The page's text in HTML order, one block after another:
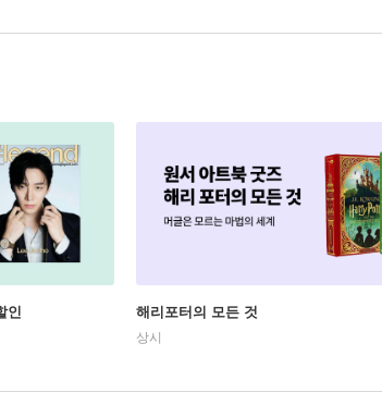
인 해리포터의 모든 것
상시